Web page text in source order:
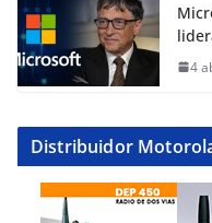
4
Distribuidor